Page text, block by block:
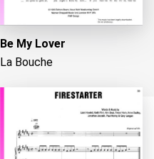
Be My Lover
La Bouche